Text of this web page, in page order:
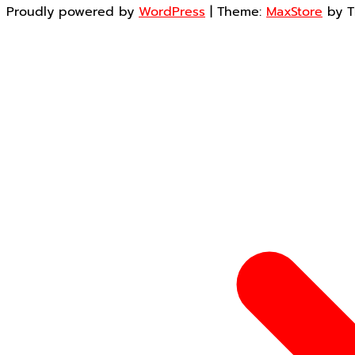
Proudly powered by WordPress | Theme: MaxStore by